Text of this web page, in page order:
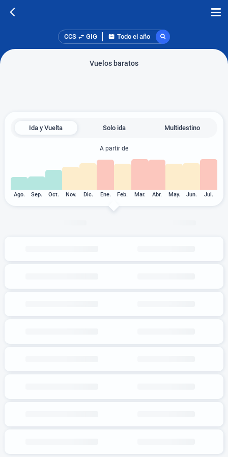
CCS GIG Todo el año
Vuelos baratos
Ida y Vuelta Solo ida Multidestino
A partir de
Ago. Sep. Oct. Nov. Dic. Ene. Feb. Mar. Abr. May. Jun. Jul.